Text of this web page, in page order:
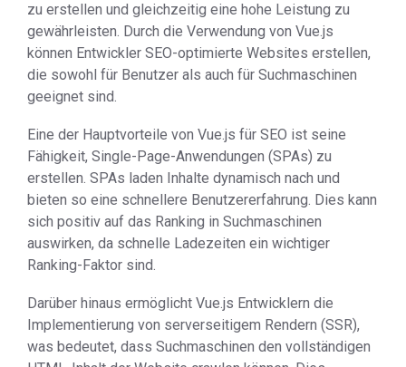
zu erstellen und gleichzeitig eine hohe Leistung zu
gewährleisten. Durch die Verwendung von Vue.js
können Entwickler SEO-optimierte Websites erstellen,
die sowohl für Benutzer als auch für Suchmaschinen
geeignet sind.
Eine der Hauptvorteile von Vue.js für SEO ist seine
Fähigkeit, Single-Page-Anwendungen (SPAs) zu
erstellen. SPAs laden Inhalte dynamisch nach und
bieten so eine schnellere Benutzererfahrung. Dies kann
sich positiv auf das Ranking in Suchmaschinen
auswirken, da schnelle Ladezeiten ein wichtiger
Ranking-Faktor sind.
Darüber hinaus ermöglicht Vue.js Entwicklern die
Implementierung von serverseitigem Rendern (SSR),
was bedeutet, dass Suchmaschinen den vollständigen